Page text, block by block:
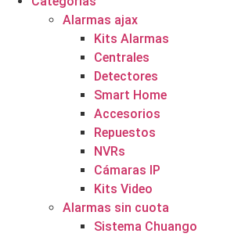
Alarmas ajax
Kits Alarmas
Centrales
Detectores
Smart Home
Accesorios
Repuestos
NVRs
Cámaras IP
Kits Video
Alarmas sin cuota
Sistema Chuango